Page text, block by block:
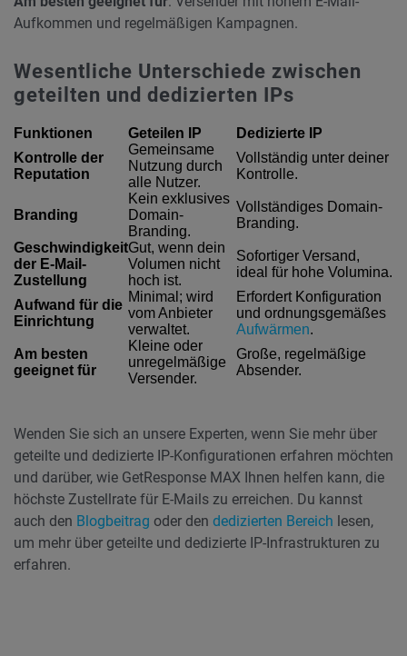
Aufkommen und regelmäßigen Kampagnen.
Wesentliche Unterschiede zwischen
geteilten und dedizierten IPs
Funktionen Geteilen IP
Dedizierte IP
Kontrolle der
Reputation
Gemeinsame
Nutzung durch
alle Nutzer.
Vollständig unter deiner
Kontrolle.
Branding
Kein exklusives
Domain-
Branding.
Vollständiges Domain-
Branding.
Geschwindigkeit
der E-Mail-
Zustellung
Gut, wenn dein
Volumen nicht
hoch ist.
Sofortiger Versand,
ideal für hohe Volumina.
Aufwand für die
Einrichtung
Minimal; wird
vom Anbieter
verwaltet.
Erfordert Konfiguration
und ordnungsgemäßes
Aufwärmen.
Am besten
geeignet für
Kleine oder
unregelmäßige
Versender.
Große, regelmäßige
Absender.
Wenden Sie sich an unsere Experten, wenn Sie mehr über
geteilte und dedizierte IP-Konfigurationen erfahren möchten
und darüber, wie GetResponse MAX Ihnen helfen kann, die
höchste Zustellrate für E-Mails zu erreichen. Du kannst
auch den Blogbeitrag oder den dedizierten Bereich lesen,
um mehr über geteilte und dedizierte IP-Infrastrukturen zu
erfahren.